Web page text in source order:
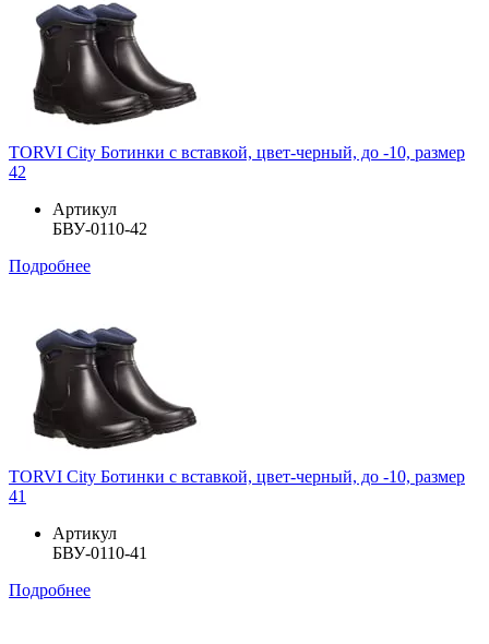
TORVI City Ботинки с вставкой, цвет-черный, до -10, размер
42
Артикул
БВУ-0110-42
Подробнее
TORVI City Ботинки с вставкой, цвет-черный, до -10, размер
41
Артикул
БВУ-0110-41
Подробнее